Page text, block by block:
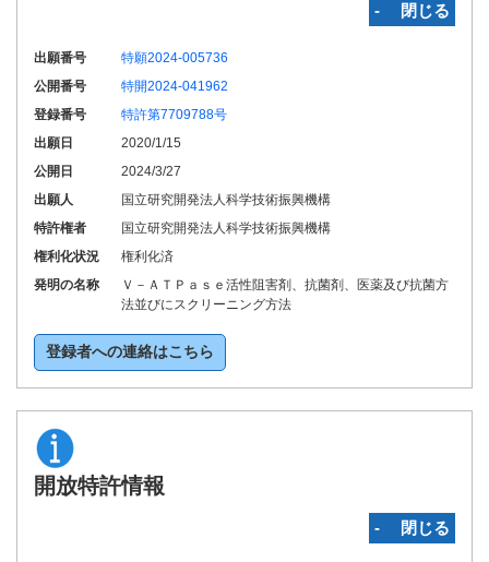
‐ 閉じる
出願番号
特願2024-005736
公開番号
特開2024-041962
登録番号
特許第7709788号
出願日
2020/1/15
公開日
2024/3/27
出願人
国立研究開発法人科学技術振興機構
特許権者
国立研究開発法人科学技術振興機構
権利化状況
権利化済
発明の名称
Ｖ－ＡＴＰａｓｅ活性阻害剤、抗菌剤、医薬及び抗菌方
法並びにスクリーニング方法
登録者への連絡はこちら
開放特許情報
‐ 閉じる